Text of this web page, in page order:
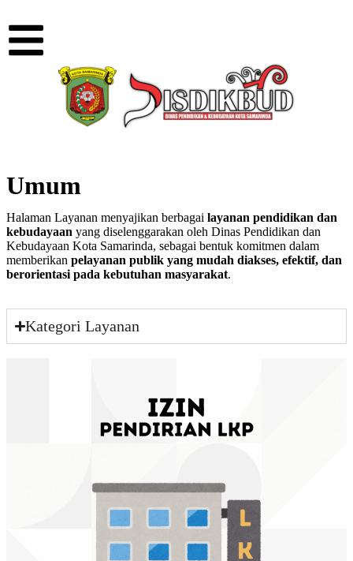
Umum
Halaman Layanan menyajikan berbagai layanan pendidikan dan
kebudayaan yang diselenggarakan oleh Dinas Pendidikan dan
Kebudayaan Kota Samarinda, sebagai bentuk komitmen dalam
memberikan pelayanan publik yang mudah diakses, efektif, dan
berorientasi pada kebutuhan masyarakat.
Kategori Layanan